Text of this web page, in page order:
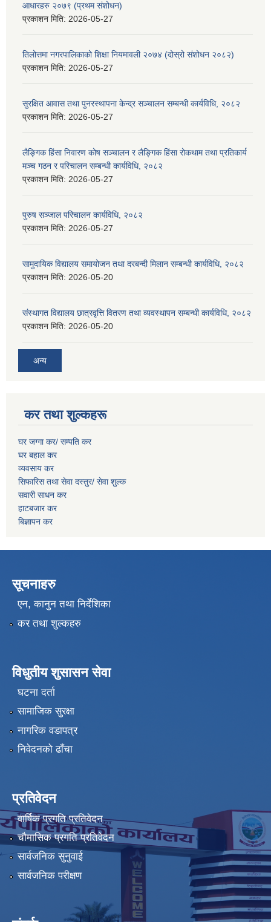
आधारहरु २०७९ (प्रथम संशोधन)
प्रकाशन मिति: 2026-05-27
तिलोत्तमा नगरपालिकाको शिक्षा नियमावली २०७४ (दोस्रो संशोधन २०८२)
प्रकाशन मिति: 2026-05-27
सुरक्षित आवास तथा पुनरस्थापना केन्द्र सञ्चालन सम्बन्धी कार्यविधि, २०८२
प्रकाशन मिति: 2026-05-27
लैङ्गिक हिंसा निवारण कोष सञ्चालन र लैङ्गिक हिंसा रोकथाम तथा प्रतिकार्य
मञ्च गठन र परिचालन सम्बन्धी कार्यविधि, २०८२
प्रकाशन मिति: 2026-05-27
पुरुष सञ्जाल परिचालन कार्यविधि, २०८२
प्रकाशन मिति: 2026-05-27
सामुदायिक विद्यालय समायोजन तथा दरबन्दी मिलान सम्बन्धी कार्यविधि, २०८२
प्रकाशन मिति: 2026-05-20
संस्थागत विद्यालय छात्रवृत्ति वितरण तथा व्यवस्थापन सम्बन्धी कार्यविधि, २०८२
प्रकाशन मिति: 2026-05-20
अन्य
कर तथा शुल्कहरू
घर जग्गा कर/ सम्पति कर
घर बहाल कर
व्यवसाय कर
सिफारिस तथा सेवा दस्तुर/ सेवा शुल्क
सवारी साधन कर
हाटबजार कर
बिज्ञापन कर
सूचनाहरु
एन, कानुन तथा निर्देशिका
कर तथा शुल्कहरु
विधुतीय शुसासन सेवा
घटना दर्ता
सामाजिक सुरक्षा
नागरिक वडापत्र
निवेदनको ढाँचा
प्रतिवेदन
वार्षिक प्रगति प्रतिवेदन
चौमासिक प्रगति प्रतिवेदन
सार्वजनिक सुनुवाई
सार्वजनिक परीक्षण